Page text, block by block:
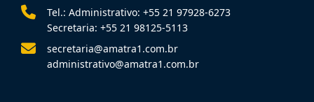
Tel.: Administrativo: +55 21 97928-6273
Secretaria: +55 21 98125-5113
secretaria@amatra1.com.br
administrativo@amatra1.com.br